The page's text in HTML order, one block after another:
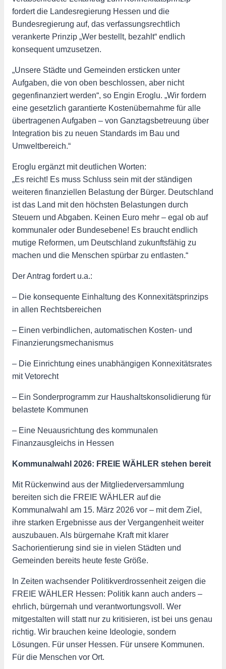
fordert die Landesregierung Hessen und die
Bundesregierung auf, das verfassungsrechtlich
verankerte Prinzip „Wer bestellt, bezahlt“ endlich
konsequent umzusetzen.
„Unsere Städte und Gemeinden ersticken unter
Aufgaben, die von oben beschlossen, aber nicht
gegenfinanziert werden“, so Engin Eroglu. „Wir fordern
eine gesetzlich garantierte Kostenübernahme für alle
übertragenen Aufgaben – von Ganztagsbetreuung über
Integration bis zu neuen Standards im Bau und
Umweltbereich.“
Eroglu ergänzt mit deutlichen Worten:
„Es reicht! Es muss Schluss sein mit der ständigen
weiteren finanziellen Belastung der Bürger. Deutschland
ist das Land mit den höchsten Belastungen durch
Steuern und Abgaben. Keinen Euro mehr – egal ob auf
kommunaler oder Bundesebene! Es braucht endlich
mutige Reformen, um Deutschland zukunftsfähig zu
machen und die Menschen spürbar zu entlasten.“
Der Antrag fordert u.a.:
– Die konsequente Einhaltung des Konnexitätsprinzips
in allen Rechtsbereichen
– Einen verbindlichen, automatischen Kosten- und
Finanzierungsmechanismus
– Die Einrichtung eines unabhängigen Konnexitätsrates
mit Vetorecht
– Ein Sonderprogramm zur Haushaltskonsolidierung für
belastete Kommunen
– Eine Neuausrichtung des kommunalen
Finanzausgleichs in Hessen
Kommunalwahl 2026: FREIE WÄHLER stehen bereit
Mit Rückenwind aus der Mitgliederversammlung
bereiten sich die FREIE WÄHLER auf die
Kommunalwahl am 15. März 2026 vor – mit dem Ziel,
ihre starken Ergebnisse aus der Vergangenheit weiter
auszubauen. Als bürgernahe Kraft mit klarer
Sachorientierung sind sie in vielen Städten und
Gemeinden bereits heute feste Größe.
In Zeiten wachsender Politikverdrossenheit zeigen die
FREIE WÄHLER Hessen: Politik kann auch anders –
ehrlich, bürgernah und verantwortungsvoll. Wer
mitgestalten will statt nur zu kritisieren, ist bei uns genau
richtig. Wir brauchen keine Ideologie, sondern
Lösungen. Für unser Hessen. Für unsere Kommunen.
Für die Menschen vor Ort.